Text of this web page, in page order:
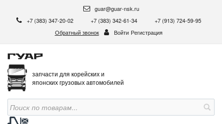
guar@guar-nsk.ru
+7 (383) 347-20-02
+7 (383) 342-61-34
+7 (913) 724-59-95
Обратный звонок
Войти Регистрация
запчасти для корейских и
японских грузовых автомобилей